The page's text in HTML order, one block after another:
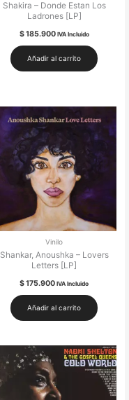
Shakira – Donde Estan Los
Ladrones [LP]
$185.900 IVA Incluido
Añadir al carrito
Vinilo
Shankar, Anoushka – Lovers
Letters [LP]
$175.900 IVA Incluido
Añadir al carrito